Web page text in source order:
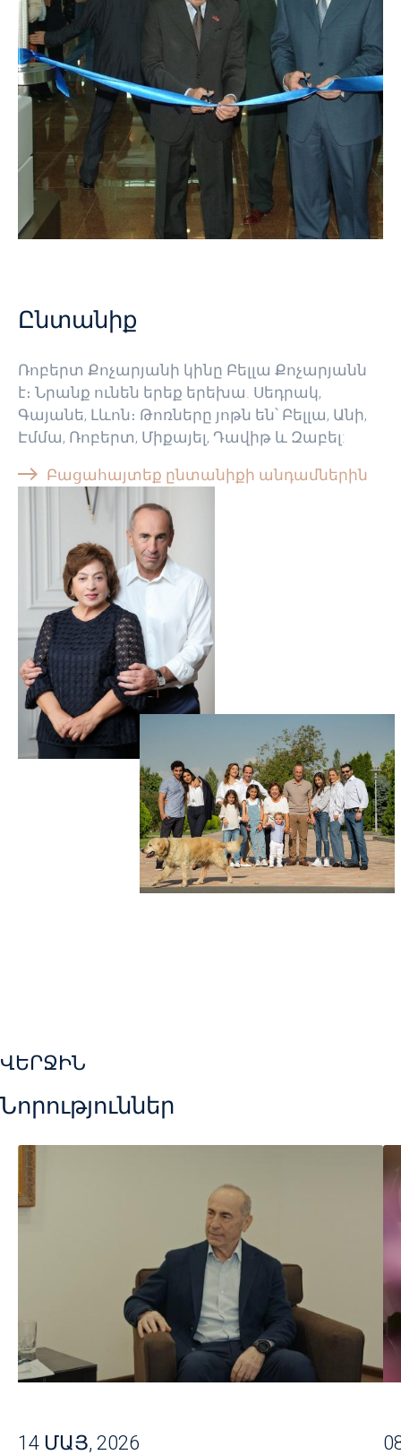
Ընտանիք
Ռոբերտ Քոչարյանի կինը Բելլա Քոչարյանն
է։ Նրանք ունեն երեք երեխա. Սեդրակ,
Գայանե, Լևոն։ Թոռները յոթն են՝ Բելլա, Անի,
Էմմա, Ռոբերտ, Միքայել, Դավիթ և Զաբել:
Բացահայտեք ընտանիքի անդամներին
ՎԵՐՋԻՆ
Նորություններ
14 ՄԱՅ, 2026